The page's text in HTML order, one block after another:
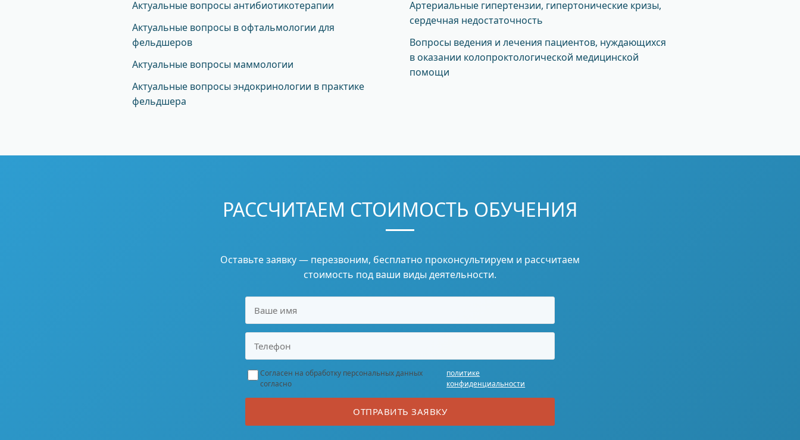
Актуальные вопросы антибиотикотерапии
Актуальные вопросы в офтальмологии для
фельдшеров
Актуальные вопросы маммологии
Актуальные вопросы эндокринологии в практике
фельдшера
Артериальные гипертензии, гипертонические кризы,
сердечная недостаточность
Вопросы ведения и лечения пациентов, нуждающихся
в оказании колопроктологической медицинской
помощи
РАССЧИТАЕМ СТОИМОСТЬ ОБУЧЕНИЯ
Оставьте заявку — перезвоним, бесплатно проконсультируем и рассчитаем
стоимость под ваши виды деятельности.
Согласен на обработку персональных данных
согласно
политике
конфиденциальности
ОТПРАВИТЬ ЗАЯВКУ